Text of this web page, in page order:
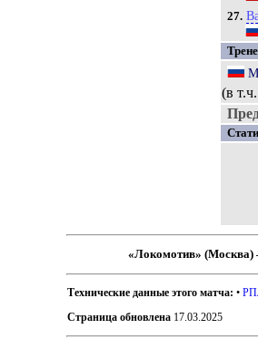
27.
(в
«Локомотив» (Москва)
Технические данные этого матча: •
Страница обновлена 17.03.2025